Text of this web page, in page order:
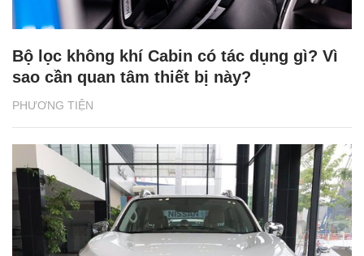
PHƯƠNG TIỆN
Bộ lọc không khí Cabin có tác dụng gì? Vì
sao cần quan tâm thiết bị này?